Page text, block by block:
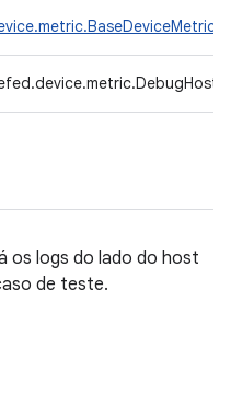
os logs do lado do host
de teste.